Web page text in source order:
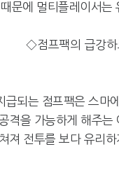
문에 멀티플레이서는
◇점프팩의 급강하
급되는 점프팩은 스마
격을 가능하게 해주
져 전투를 보다 유리